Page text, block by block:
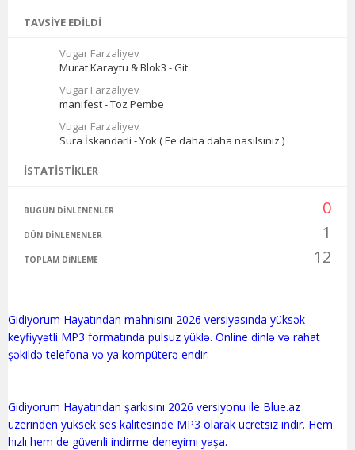
TAVSIYE EDILDI
Vugar Farzaliyev
Murat Karaytu & Blok3 - Git
Vugar Farzaliyev
manifest - Toz Pembe
Vugar Farzaliyev
Sura İskəndərli - Yok ( Ee daha daha nasılsınız )
İSTATISTIKLER
BUGÜN DINLENENLER 0
DÜN DINLENENLER 1
TOPLAM DINLEME 12
Gidiyorum Hayatından mahnısını 2026 versiyasında yüksək
keyfiyyətli MP3 formatında pulsuz yüklə. Online dinlə və rahat
şəkildə telefona və ya kompüterə endir.
Gidiyorum Hayatından şarkısını 2026 versiyonu ile Blue.az
üzerinden yüksek ses kalitesinde MP3 olarak ücretsiz indir. Hem
hızlı hem de güvenli indirme deneyimi yaşa.